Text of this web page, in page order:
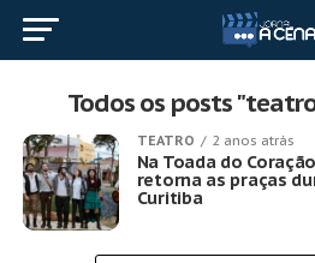
Todos os posts
TEATRO 2 anos atrás
Na Toada do
retorna as praças
Curitiba